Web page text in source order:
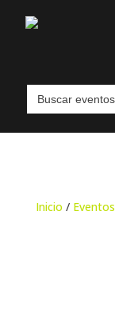
Buscar:
Inicio / Eventos